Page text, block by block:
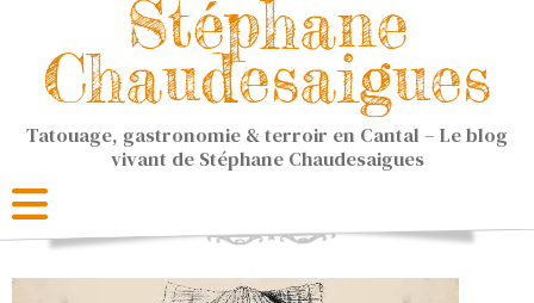
Stéphane
Chaudesaigues
Tatouage, gastronomie & terroir en Cantal – Le blog
vivant de Stéphane Chaudesaigues